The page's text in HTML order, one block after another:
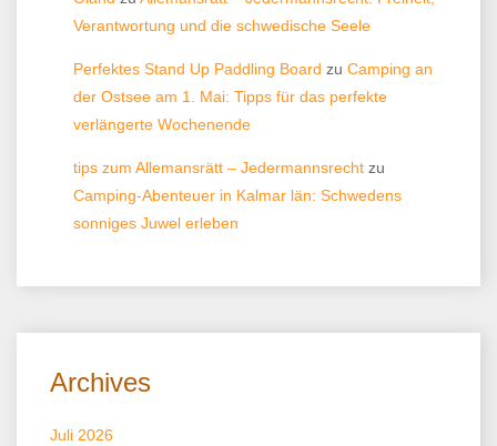
Verantwortung und die schwedische Seele
Perfektes Stand Up Paddling Board zu Camping an
der Ostsee am 1. Mai: Tipps für das perfekte
verlängerte Wochenende
tips zum Allemansrätt – Jedermannsrecht zu
Camping-Abenteuer in Kalmar län: Schwedens
sonniges Juwel erleben
Archives
Juli 2026